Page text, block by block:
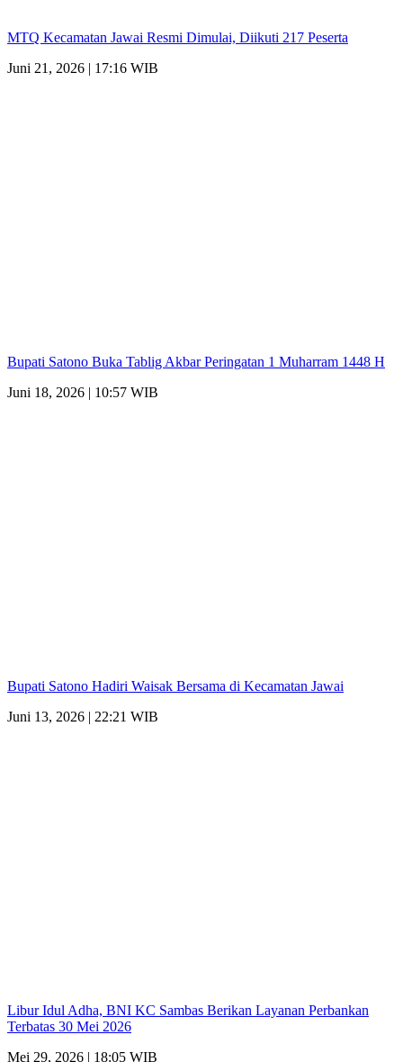
MTQ Kecamatan Jawai Resmi Dimulai, Diikuti 217 Peserta
Juni 21, 2026 | 17:16 WIB
Bupati Satono Buka Tablig Akbar Peringatan 1 Muharram 1448 H
Juni 18, 2026 | 10:57 WIB
Bupati Satono Hadiri Waisak Bersama di Kecamatan Jawai
Juni 13, 2026 | 22:21 WIB
Libur Idul Adha, BNI KC Sambas Berikan Layanan Perbankan
Terbatas 30 Mei 2026
Mei 29, 2026 | 18:05 WIB